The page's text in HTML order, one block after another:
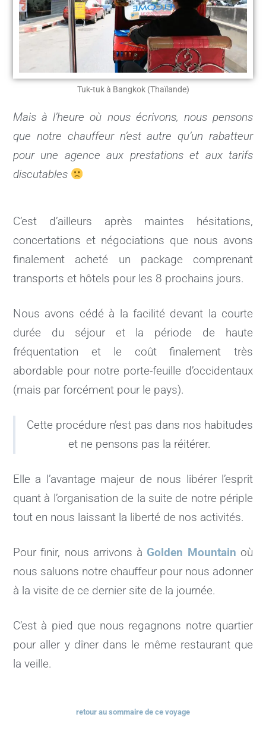
Tuk-tuk à Bangkok (Thaïlande)
Mais à l’heure où nous écrivons, nous pensons
que notre chauffeur n’est autre qu’un rabatteur
pour une agence aux prestations et aux tarifs
discutables
C’est d’ailleurs après maintes hésitations,
concertations et négociations que nous avons
finalement acheté un package comprenant
transports et hôtels pour les 8 prochains jours.
Nous avons cédé à la facilité devant la courte
durée du séjour et la période de haute
fréquentation et le coût finalement très
abordable pour notre porte-feuille d’occidentaux
(mais par forcément pour le pays).
Cette procédure n’est pas dans nos habitudes
et ne pensons pas la réitérer.
Elle a l’avantage majeur de nous libérer l’esprit
quant à l’organisation de la suite de notre périple
tout en nous laissant la liberté de nos activités.
Pour finir, nous arrivons à Golden Mountain où
nous saluons notre chauffeur pour nous adonner
à la visite de ce dernier site de la journée.
C’est à pied que nous regagnons notre quartier
pour aller y dîner dans le même restaurant que
la veille.
retour au sommaire de ce voyage